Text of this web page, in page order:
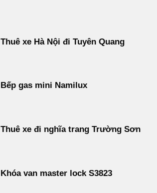
Thuê xe Hà Nội đi Tuyên Quang
Bếp gas mini Namilux
Thuê xe đi nghĩa trang Trường Sơn
Khóa van master lock S3823